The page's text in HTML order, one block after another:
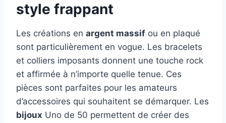
style frappant
Les créations en argent massif ou en plaqué
sont particulièrement en vogue. Les bracelets
et colliers imposants donnent une touche rock
et affirmée à n’importe quelle tenue. Ces
pièces sont parfaites pour les amateurs
d’accessoires qui souhaitent se démarquer. Les
bijoux Uno de 50 permettent de créer des